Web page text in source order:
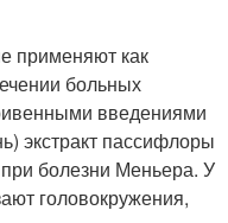
применяют как
больных
введениями
экстракт пассифлоры
болезни Меньера. У
головокружения,